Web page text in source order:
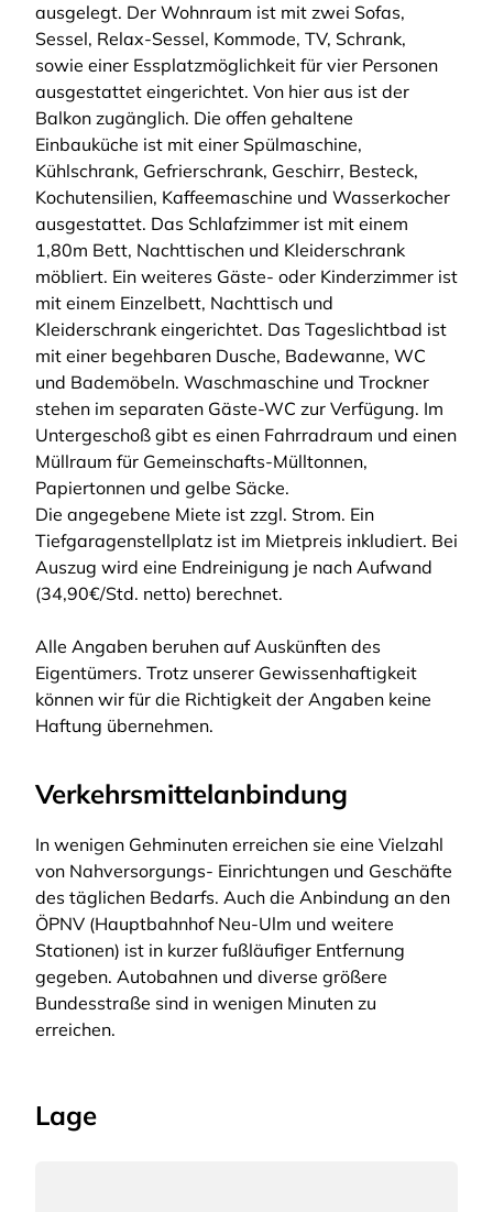
ausgelegt. Der Wohnraum ist mit zwei Sofas,
Sessel, Relax-Sessel, Kommode, TV, Schrank,
sowie einer Essplatzmöglichkeit für vier Personen
ausgestattet eingerichtet. Von hier aus ist der
Balkon zugänglich. Die offen gehaltene
Einbauküche ist mit einer Spülmaschine,
Kühlschrank, Gefrierschrank, Geschirr, Besteck,
Kochutensilien, Kaffeemaschine und Wasserkocher
ausgestattet. Das Schlafzimmer ist mit einem
1,80m Bett, Nachttischen und Kleiderschrank
möbliert. Ein weiteres Gäste- oder Kinderzimmer ist
mit einem Einzelbett, Nachttisch und
Kleiderschrank eingerichtet. Das Tageslichtbad ist
mit einer begehbaren Dusche, Badewanne, WC
und Bademöbeln. Waschmaschine und Trockner
stehen im separaten Gäste-WC zur Verfügung. Im
Untergeschoß gibt es einen Fahrradraum und einen
Müllraum für Gemeinschafts-Mülltonnen,
Papiertonnen und gelbe Säcke.
Die angegebene Miete ist zzgl. Strom. Ein
Tiefgaragenstellplatz ist im Mietpreis inkludiert. Bei
Auszug wird eine Endreinigung je nach Aufwand
(34,90€/Std. netto) berechnet.
Alle Angaben beruhen auf Auskünften des
Eigentümers. Trotz unserer Gewissenhaftigkeit
können wir für die Richtigkeit der Angaben keine
Haftung übernehmen.
Verkehrsmittelanbindung
In wenigen Gehminuten erreichen sie eine Vielzahl
von Nahversorgungs- Einrichtungen und Geschäfte
des täglichen Bedarfs. Auch die Anbindung an den
ÖPNV (Hauptbahnhof Neu-Ulm und weitere
Stationen) ist in kurzer fußläufiger Entfernung
gegeben. Autobahnen und diverse größere
Bundesstraße sind in wenigen Minuten zu
erreichen.
Lage